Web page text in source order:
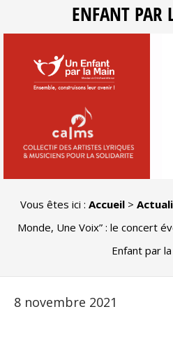
ENFANT
Vous êtes ici : Accueil >
Monde, Une Voix” : le concert
Enfant par
8 novembre 2021